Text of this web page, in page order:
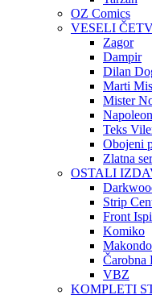
OZ Comics
VESELI
Zagor
Dampir
Dilan
Marti
Mister
Napoleon
Teks
Obojeni
Zlatna
OSTALI
Strip
Front
Komiko
Makondo
Čarobna
VBZ
KOMPLETI